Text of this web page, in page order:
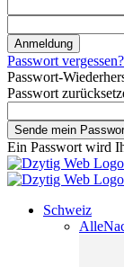
Passwort
Passwort-
Passwort
Ein Passwort wird
Schweiz
Alle